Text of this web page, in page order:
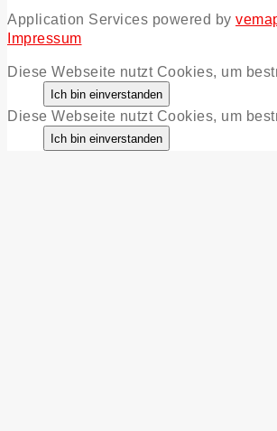
Application Services powered by
Impressum
Diese Webseite nutzt Cookies, um
Diese Webseite nutzt Cookies, um